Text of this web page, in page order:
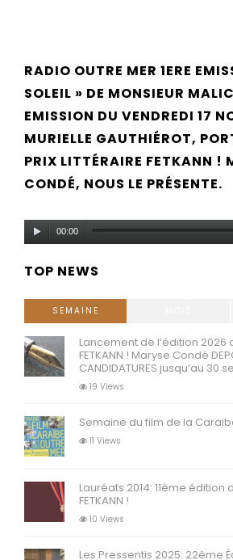
RADIO OUTRE MER 1ERE
SOLEIL » DE MONSIEUR
EMISSION DU VENDREDI 17
MURIELLE GAUTHIÉROT,
PRIX LITTÉRAIRE FETKANN !
CONDÉ, NOUS LE PRÉSENTE.
Lecteur00:00
TOP NEWS
SEMAINE
Lancement de l’édition 2026
FETKANN ! Maryse Condé
CANDIDATURES jusqu’au 30
19 Views
Semaine du film de la
11 Views
Lauréats 2014: 11ème édition
FETKANN !
10 Views
Les Pressentis 2025: 22ème